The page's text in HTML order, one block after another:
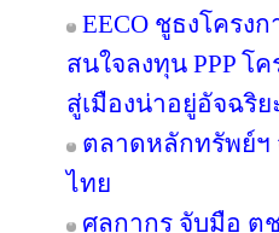
EECO ชูธงโครง
สนใจลงทุน PPP โ
สู่เมืองน่าอยู่อัจฉริ
ตลาดหลักทรัพย์
ไทย
ศุลกากร จับมือ ตช